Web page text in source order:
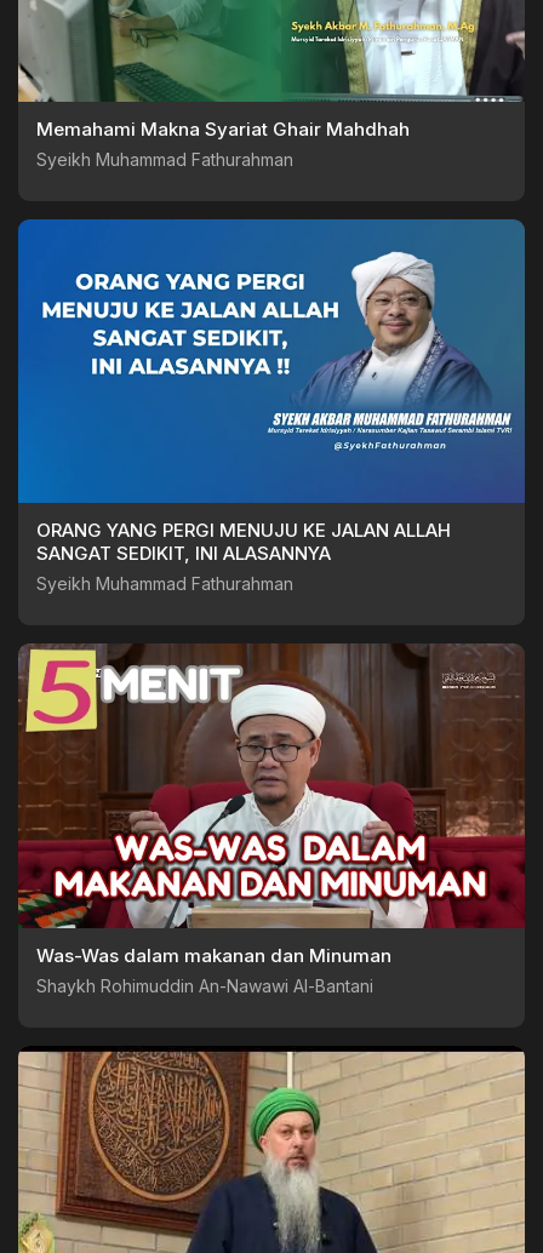
Memahami Makna Syariat Ghair Mahdhah
Syeikh Muhammad Fathurahman
ORANG YANG PERGI MENUJU KE JALAN ALLAH
SANGAT SEDIKIT, INI ALASANNYA
Syeikh Muhammad Fathurahman
Was-Was dalam makanan dan Minuman
Shaykh Rohimuddin An-Nawawi Al-Bantani